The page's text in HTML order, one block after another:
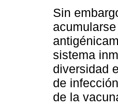
Sin
sistema
diversidad
de
de la